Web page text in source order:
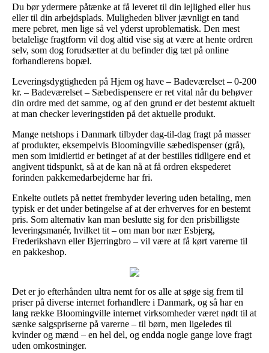
Du bør ydermere påtænke at få leveret til din lejlighed eller hus
eller til din arbejdsplads. Muligheden bliver jævnligt en tand
mere pebret, men lige så vel yderst uproblematisk. Den mest
betalelige fragtform vil dog altid vise sig at være at hente ordren
selv, som dog forudsætter at du befinder dig tæt på online
forhandlerens bopæl.
Leveringsdygtigheden på Hjem og have – Badeværelset – 0-200
kr. – Badeværelset – Sæbedispensere er ret vital når du behøver
din ordre med det samme, og af den grund er det bestemt aktuelt
at man checker leveringstiden på det aktuelle produkt.
Mange netshops i Danmark tilbyder dag-til-dag fragt på masser
af produkter, eksempelvis Bloomingville sæbedispenser (grå),
men som imidlertid er betinget af at der bestilles tidligere end et
angivent tidspunkt, så at de kan nå at få ordren ekspederet
forinden pakkemedarbejderne har fri.
Enkelte outlets på nettet frembyder levering uden betaling, men
typisk er det under betingelse af at der erhverves for en bestemt
pris. Som alternativ kan man beslutte sig for den prisbilligste
leveringsmanér, hvilket tit – om man bor nær Esbjerg,
Frederikshavn eller Bjerringbro – vil være at få kørt varerne til
en pakkeshop.
Det er jo efterhånden ultra nemt for os alle at søge sig frem til
priser på diverse internet forhandlere i Danmark, og så har en
lang række Bloomingville internet virksomheder været nødt til at
sænke salgspriserne på varerne – til børn, men ligeledes til
kvinder og mænd – en hel del, og endda nogle gange love fragt
uden omkostninger.